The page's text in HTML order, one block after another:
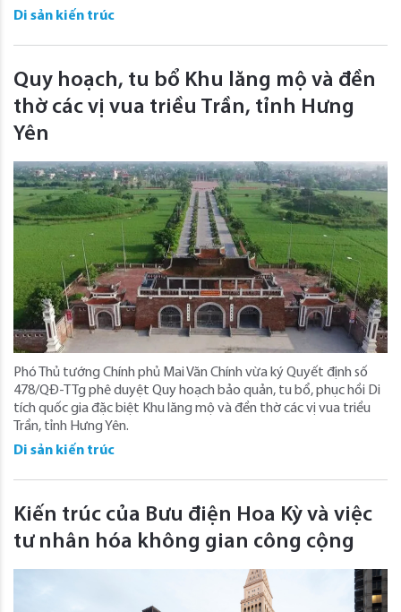
Di sản kiến trúc
Quy hoạch, tu bổ Khu lăng mộ và đền
thờ các vị vua triều Trần, tỉnh Hưng
Yên
Phó Thủ tướng Chính phủ Mai Văn Chính vừa ký Quyết định số
478/QĐ-TTg phê duyệt Quy hoạch bảo quản, tu bổ, phục hồi Di
tích quốc gia đặc biệt Khu lăng mộ và đền thờ các vị vua triều
Trần, tỉnh Hưng Yên.
Di sản kiến trúc
Kiến trúc của Bưu điện Hoa Kỳ và việc
tư nhân hóa không gian công cộng